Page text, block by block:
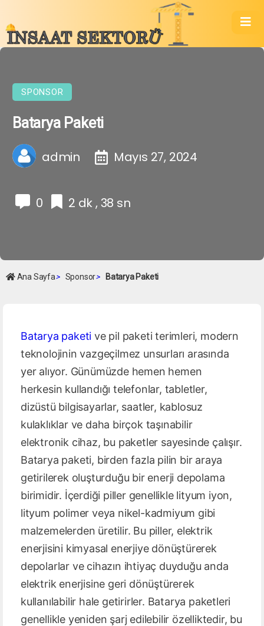
SPONSOR
Batarya Paketi
admin Mayıs 27, 2024
0 2 dk , 38 sn
Ana Sayfa> Sponsor> Batarya Paketi
Batarya paketi ve pil paketi terimleri, modern
teknolojinin vazgeçilmez unsurları arasında
yer alıyor. Günümüzde hemen hemen
herkesin kullandığı telefonlar, tabletler,
dizüstü bilgisayarlar, saatler, kablosuz
kulaklıklar ve daha birçok taşınabilir
elektronik cihaz, bu paketler sayesinde çalışır.
Batarya paketi, birden fazla pilin bir araya
getirilerek oluşturduğu bir enerji depolama
birimidir. İçerdiği piller genellikle lityum iyon,
lityum polimer veya nikel-kadmiyum gibi
malzemelerden üretilir. Bu piller, elektrik
enerjisini kimyasal enerjiye dönüştürerek
depolarlar ve cihazın ihtiyaç duyduğu anda
elektrik enerjisine geri dönüştürerek
kullanılabilir hale getirirler. Batarya paketleri
genellikle yeniden şarj edilebilir özelliktedir, bu